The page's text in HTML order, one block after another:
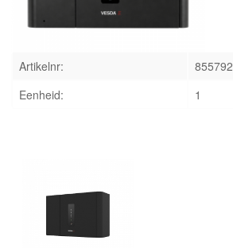
Artikelnr:
855792
Eenheid:
1